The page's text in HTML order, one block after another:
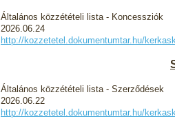
Általános közzétételi lista - Koncessziók
2026.06.24
http://kozzetetel.dokumentumtar.hu/
Általános közzétételi lista - Szerződések
2026.06.22
http://kozzetetel.dokumentumtar.hu/